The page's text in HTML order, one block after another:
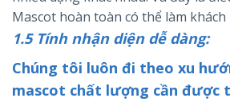
Mascot hoàn toàn có thể làm khách
1.5 Tính nhận diện dễ dàng:
Chúng tôi luôn đi theo xu
mascot chất lượng cần được